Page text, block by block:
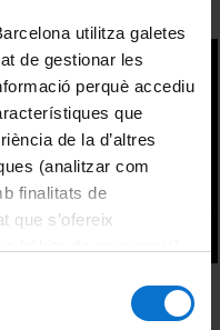
utilitza galetes
de gestionar les
perquè accediu
que
de la d’altres
(analitzar com
finalitats de
que s’ofereix
lloc web de la
molecules that show